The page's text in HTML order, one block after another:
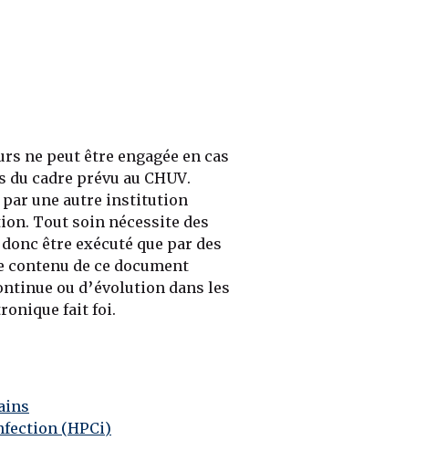
ne peut être engagée en cas
cadre prévu au CHUV.
par une autre institution
Tout soin nécessite des
être exécuté que par des
contenu de ce document
ou d’évolution dans les
fait foi.
(HPCi)